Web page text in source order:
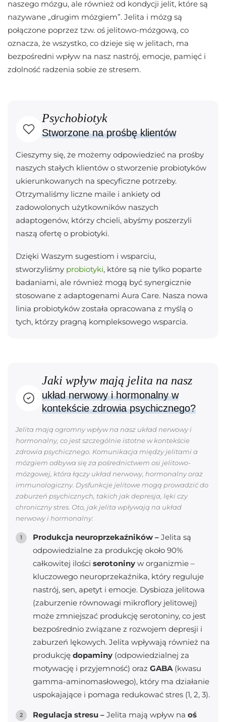
naszego mózgu, ale również od kondycji jelit, które są
nazywane „drugim mózgiem”. Jelita i mózg są
połączone poprzez tzw. oś jelitowo-mózgową, co
oznacza, że wszystko, co dzieje się w jelitach, ma
bezpośredni wpływ na nasz nastrój, emocje, pamięć i
zdolność radzenia sobie ze stresem.
Psychobiotyk
Stworzone na prośbę klientów
Cieszymy się, że możemy odpowiedzieć na prośby
naszych stałych klientów o stworzenie probiotyków
ukierunkowanych na specyficzne potrzeby.
Otrzymaliśmy liczne maile i ankiety od
zadowolonych użytkowników naszych
adaptogenów, którzy chcieli, abyśmy poszerzyli
naszą ofertę o probiotyki.
Dzięki Waszym sugestiom i wsparciu,
stworzyliśmy probiotyki, które są nie tylko poparte
badaniami, ale również mogą być synergicznie
stosowane z adaptogenami Aura Care. Nasza nowa
linia probiotyków została opracowana z myślą o
tych, którzy pragną kompleksowego wsparcia.
Jaki wpływ mają jelita na nasz
układ nerwowy i hormonalny w
kontekście zdrowia psychicznego?
Jelita mają ogromny wpływ na nasz układ nerwowy i
hormonalny, co jest szczególnie istotne w kontekście
zdrowia psychicznego. Komunikacja między jelitami a
mózgiem odbywa się za pośrednictwem osi jelitowo-
mózgowej, która łączy układ nerwowy, hormonalny oraz
immunologiczny. Dysfunkcje jelitowe mogą prowadzić do
zaburzeń psychicznych, takich jak depresja, lęki czy
chroniczny stres. Oto, jak jelita wpływają na układ
nerwowy i hormonalny:
Produkcja neuroprzekaźników – Jelita są
odpowiedzialne za produkcję około 90%
całkowitej ilości serotoniny w organizmie –
kluczowego neuroprzekaźnika, który reguluje
nastrój, sen, apetyt i emocje. Dysbioza jelitowa
(zaburzenie równowagi mikroflory jelitowej)
może zmniejszać produkcję serotoniny, co jest
bezpośrednio związane z rozwojem depresji i
zaburzeń lękowych. Jelita wpływają również na
produkcję dopaminy (odpowiedzialnej za
motywację i przyjemność) oraz GABA(kwasu
gamma-aminomasłowego), który ma działanie
uspokajające i pomaga redukować stres (1, 2, 3).
Regulacja stresu – Jelita mają wpływ na oś